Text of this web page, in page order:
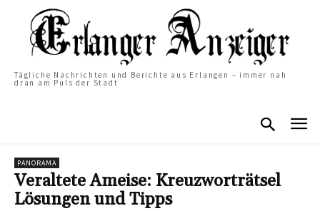
Tägliche Nachrichten und Berichte aus Erlangen – immer nah
dran am Puls der Stadt
PANORAMA
Veraltete Ameise: Kreuzworträtsel
Lösungen und Tipps